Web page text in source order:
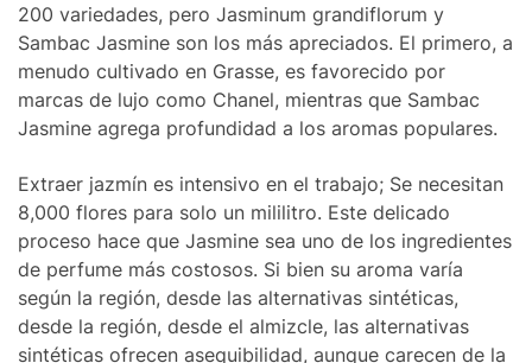
200 variedades, pero Jasminum grandiflorum y
Sambac Jasmine son los más apreciados. El primero, a
menudo cultivado en Grasse, es favorecido por
marcas de lujo como Chanel, mientras que Sambac
Jasmine agrega profundidad a los aromas populares.
Extraer jazmín es intensivo en el trabajo; Se necesitan
8,000 flores para solo un mililitro. Este delicado
proceso hace que Jasmine sea uno de los ingredientes
de perfume más costosos. Si bien su aroma varía
según la región, desde las alternativas sintéticas,
desde la región, desde el almizcle, las alternativas
sintéticas ofrecen asequibilidad, aunque carecen de la